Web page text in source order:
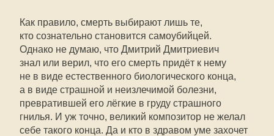
Как правило, смерть выбирают лишь те,
кто сознательно становится самоубийцей.
Однако не думаю, что Дмитрий Дмитриевич
знал или верил, что его смерть придёт к нему
не в виде естественного биологического конца,
а в виде страшной и неизлечимой болезни,
превратившей его лёгкие в груду страшного
гнилья. И уж точно, великий композитор не желал
себе такого конца. Да и кто в здравом уме захочет